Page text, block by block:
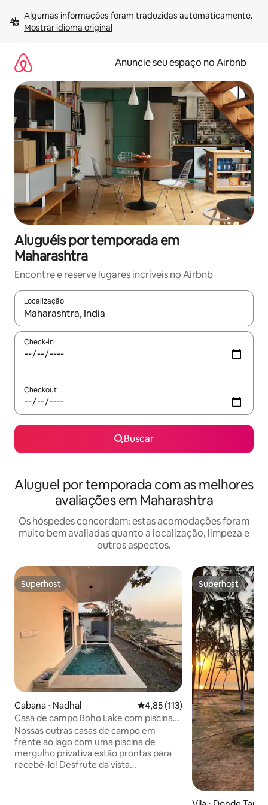
para
Mostrar idioma original
Anuncie seu espaço no Airbnb
Aluguéis por temporada em
Maharashtra
Encontre e reserve lugares incríveis no Airbnb
Localização
Quando os resultados estiverem disponíveis, explore-os
Check-in
Checkout
Buscar
Aluguel por temporada com as melhores
avaliações em Maharashtra
Os hóspedes concordam: estas acomodações foram
muito bem avaliadas quanto a localização, limpeza e
outros aspectos.
Superhost
Superhost
Cabana ⋅ Nadhal 4,85 de uma avaliação média de
4,85 (113)
Casa de campo Boho Lake com piscina
privativa
Nossas outras casas de campo em
frente ao lago com uma piscina de
mergulho privativa estão prontas para
recebê-lo! Desfrute da vista
Superhost
Superhost